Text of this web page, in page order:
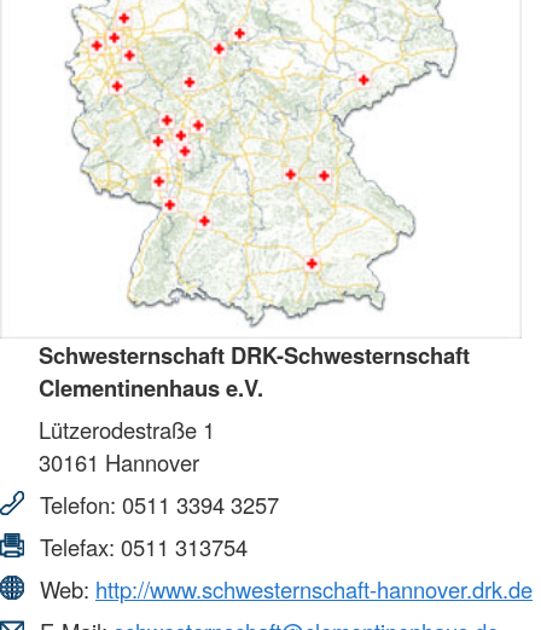
Schwesternschaft DRK-Schwesternschaft
Clementinenhaus e.V.
Lützerodestraße 1
30161 Hannover
Telefon: 0511 3394 3257
Telefax: 0511 313754
Web: http://www.schwesternschaft-hannover.drk.de